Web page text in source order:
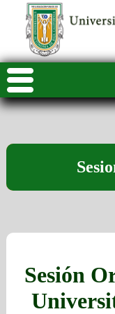
Sesión